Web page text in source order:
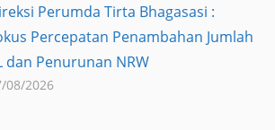
Perumda Tirta Bhagasasi :
Percepatan Penambahan Jumlah
dan Penurunan NRW
08/2026